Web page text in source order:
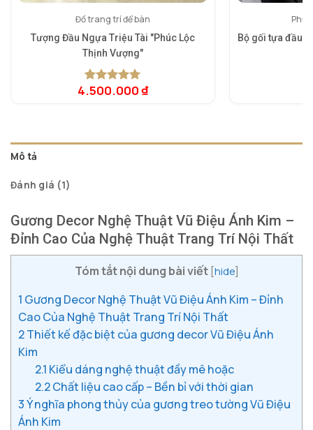
Đồ trang trí để bàn
Tượng Đầu Ngựa Triệu Tài "Phúc Lộc
Thịnh Vượng"
5.00trên 5
1
4.500.000₫
Phụ
Bộ gối tựa đầu,
Mô tả
Đánh giá (1)
Gương Decor Nghệ Thuật Vũ Điệu Ánh Kim –
Đỉnh Cao Của Nghệ Thuật Trang Trí Nội Thất
Tóm tắt nội dung bài viết [hide]
1 Gương Decor Nghệ Thuật Vũ Điệu Ánh Kim – Đỉnh
Cao Của Nghệ Thuật Trang Trí Nội Thất
2Thiết kế đặc biệt của gương decor Vũ Điệu Ánh
Kim
2.1 Kiểu dáng nghệ thuật đầy mê hoặc
2.2Chất liệu cao cấp – Bền bỉ với thời gian
3Ý nghĩa phong thủy của gương treo tường Vũ Điệu
Ánh Kim